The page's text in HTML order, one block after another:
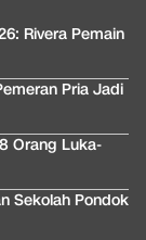
Rivera Pemain
Pria Jadi
Orang Luka-
Sekolah Pondok